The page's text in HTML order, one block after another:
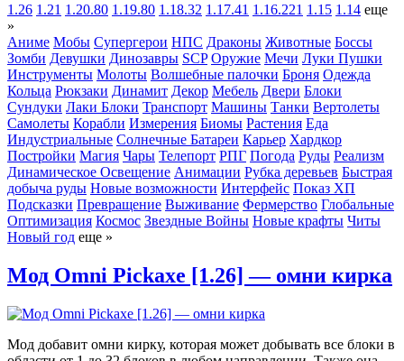
1.26 1.21 1.20.80 1.19.80 1.18.32 1.17.41 1.16.221 1.15 1.14 еще
»
Аниме Мобы Супергерои НПС Драконы Животные Боссы
Зомби Девушки Динозавры SCP Оружие Мечи Луки Пушки
Инструменты Молоты Волшебные палочки Броня Одежда
Кольца Рюкзаки Динамит Декор Мебель Двери Блоки
Сундуки Лаки Блоки Транспорт Машины Танки Вертолеты
Самолеты Корабли Измерения Биомы Растения Еда
Индустриальные Солнечные Батареи Карьер Хардкор
Постройки Магия Чары Телепорт РПГ Погода Руды Реализм
Динамическое Освещение Анимации Рубка деревьев Быстрая
добыча руды Новые возможности Интерфейс Показ ХП
Подсказки Превращение Выживание Фермерство Глобальные
Оптимизация Космос Звездные Войны Новые крафты Читы
Новый год еще »
Мод Omni Pickaxe [1.26] — омни кирка
Мод добавит омни кирку, которая может добывать все блоки в